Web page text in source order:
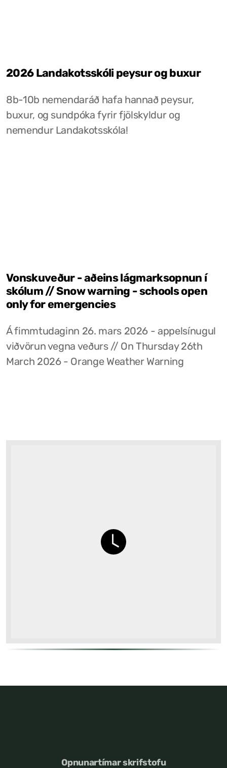
2026 Landakotsskóli peysur og buxur
8b-10b nemendaráð hafa hannað peysur,
buxur, og sundpóka fyrir fjölskyldur og
nemendur Landakotsskóla!
Vonskuveður - aðeins lágmarksopnun í
skólum // Snow warning - schools open
only for emergencies
Á fimmtudaginn 26. mars 2026 - appelsínugul
viðvörun vegna veðurs // On Thursday 26th
March 2026 - Orange Weather Warning
Opnunartímar skrifstofu